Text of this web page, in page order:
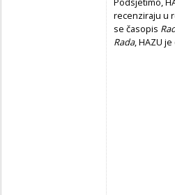
recenziraju u
se časopis
Rada, HAZU